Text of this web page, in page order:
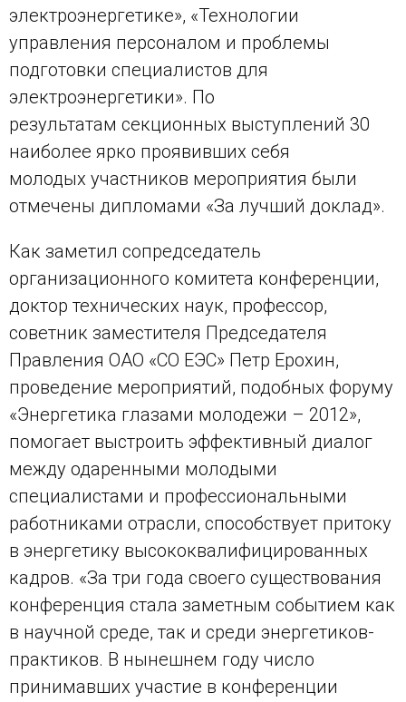
электроэнергетике», «Технологии
управления персоналом и проблемы
подготовки специалистов для
электроэнергетики». По
результатам секционных выступлений 30
наиболее ярко проявивших себя
молодых участников мероприятия были
отмечены дипломами «За лучший доклад».
Как заметил сопредседатель
организационного комитета конференции,
доктор технических наук, профессор,
советник заместителя Председателя
Правления ОАО «СО ЕЭС» Петр Ерохин,
проведение мероприятий, подобных форуму
«Энергетика глазами молодежи – 2012»,
помогает выстроить эффективный диалог
между одаренными молодыми
специалистами и профессиональными
работниками отрасли, способствует притоку
в энергетику высококвалифицированных
кадров. «За три года своего существования
конференция стала заметным событием как
в научной среде, так и среди энергетиков-
практиков. В нынешнем году число
принимавших участие в конференции